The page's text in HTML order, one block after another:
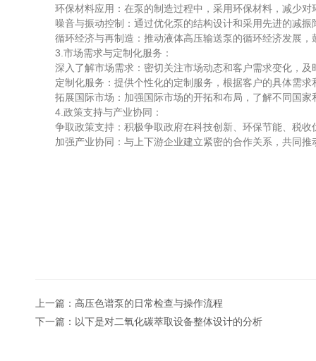
环保材料应用：在泵的制造过程中，采用环保材料，减少对
噪音与振动控制：通过优化泵的结构设计和采用先进的减振
循环经济与再制造：推动液体高压输送泵的循环经济发展，
3.市场需求与定制化服务：
深入了解市场需求：密切关注市场动态和客户需求变化，及
定制化服务：提供个性化的定制服务，根据客户的具体需求
拓展国际市场：加强国际市场的开拓和布局，了解不同国家
4.政策支持与产业协同：
争取政策支持：积极争取政府在科技创新、环保节能、税收
加强产业协同：与上下游企业建立紧密的合作关系，共同推
上一篇： 高压色谱泵的日常检查与操作流程
下一篇： 以下是对二氧化碳萃取设备整体设计的分析